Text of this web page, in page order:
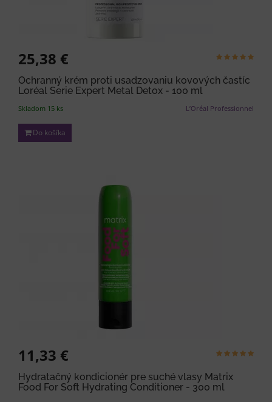
25,38 €
Ochranný krém proti usadzovaniu kovových častíc
Loréal Serie Expert Metal Detox - 100 ml
L’Oréal Professionnel
Skladom 15 ks
Do košíka
11,33 €
Hydratačný kondicionér pre suché vlasy Matrix
Food For Soft Hydrating Conditioner - 300 ml